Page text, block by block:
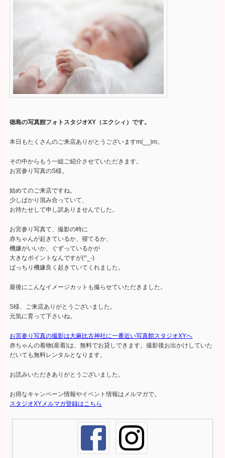
徳島の写真館フォトスタジオXY（エクシィ）です。
本日もたくさんのご来店ありがとうございますm(__)m。
その中からもう一組ご紹介させていただきます。
お宮参り写真のS様。
始めてのご来店ですね。
少しばかり混み合っていて、
お待たせして申し訳ありませんでした。
お宮参り写真て、撮影の時に
赤ちゃんが起きているか、寝てるか、
機嫌がいいか、ぐずっているかが
大きなポイントなんですが(^_-)
ばっちり機嫌良く起きていてくれました。
最後にこんなイメージカットも撮らせていただきました。
S様、ご来店ありがとうございました。
元気に育って下さいね。
お宮参り写真の撮影は大麻比古神社に一番近い写真館スタジオXYへ
赤ちゃんの着物(産着)は、無料でお貸しできます。撮影後お出かけしていた
だいても無料レンタルとなります。
お読みいただきありがとうございました。
お得なキャンペーン情報やイベント情報はメルマガで。
スタジオXYメルマガ登録はこちら